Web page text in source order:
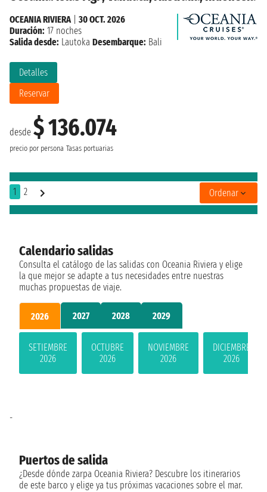
desde $ 136.074
precio por persona Tasas portuarias
Detalles
Reservar
OCEANIA RIVIERA| 30 OCT. 2026
Duración: 17 noches
Salida desde: Lautoka Desembarque: Bali
1 2 Ordenar
Calendario salidas
Consulta el catálogo de las salidas con Oceania Riviera y elige
la que mejor se adapte a tus necesidades entre nuestras
muchas propuestas de viaje.
2026 2027 2028 2029
SETIEMBRE
2026
OCTUBRE
2026
NOVIEMBRE
2026
DICIEMBRE
2026
Puertos de salida
¿Desde dónde zarpa Oceania Riviera? Descubre los itinerarios
de este barco y elige ya tus próximas vacaciones sobre el mar.
-